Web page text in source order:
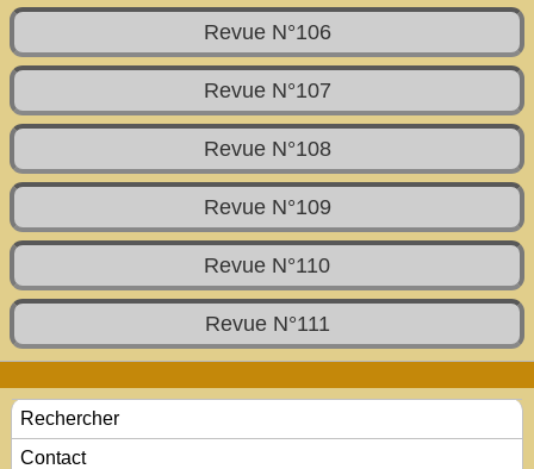
Revue N°106
Revue N°107
Revue N°108
Revue N°109
Revue N°110
Revue N°111
Rechercher
Contact